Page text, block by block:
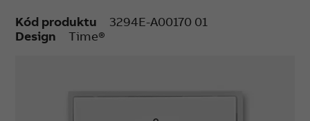
Kód produktu
3294E-A00170 01
Design
Time®